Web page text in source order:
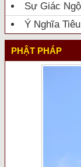
Sự Giác
Ý Nghĩa
PHẬT PHÁP